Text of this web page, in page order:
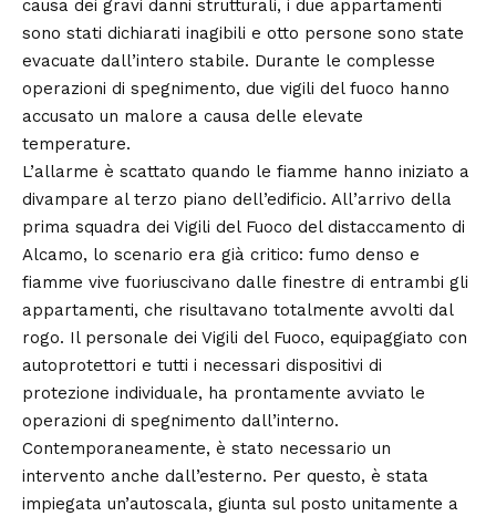
causa dei gravi danni strutturali, i due appartamenti
sono stati dichiarati inagibili e otto persone sono state
evacuate dall’intero stabile. Durante le complesse
operazioni di spegnimento, due vigili del fuoco hanno
accusato un malore a causa delle elevate
temperature.
L’allarme è scattato quando le fiamme hanno iniziato a
divampare al terzo piano dell’edificio. All’arrivo della
prima squadra dei Vigili del Fuoco del distaccamento di
Alcamo, lo scenario era già critico: fumo denso e
fiamme vive fuoriuscivano dalle finestre di entrambi gli
appartamenti, che risultavano totalmente avvolti dal
rogo. Il personale dei Vigili del Fuoco, equipaggiato con
autoprotettori e tutti i necessari dispositivi di
protezione individuale, ha prontamente avviato le
operazioni di spegnimento dall’interno.
Contemporaneamente, è stato necessario un
intervento anche dall’esterno. Per questo, è stata
impiegata un’autoscala, giunta sul posto unitamente a